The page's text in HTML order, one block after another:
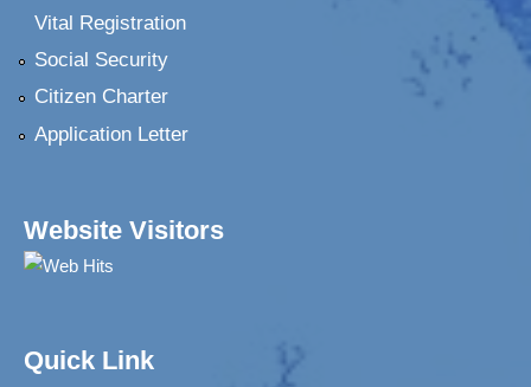
Vital Registration
Social Security
Citizen Charter
Application Letter
Website Visitors
Quick Link